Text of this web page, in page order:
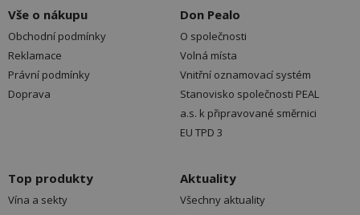
Vše o nákupu
Obchodní podmínky
Reklamace
Právní podmínky
Doprava
Don Pealo
O společnosti
Volná místa
Vnitřní oznamovací systém
Stanovisko společnosti PEAL
a.s. k připravované směrnici
EU TPD 3
Top produkty
Vína a sekty
Aktuality
Všechny aktuality